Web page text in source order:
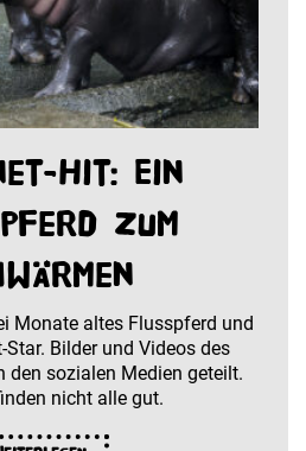
Hit: Ein
zum
Monate altes Flusspferd und
Star. Bilder und Videos des
den sozialen Medien geteilt.
nicht alle gut.